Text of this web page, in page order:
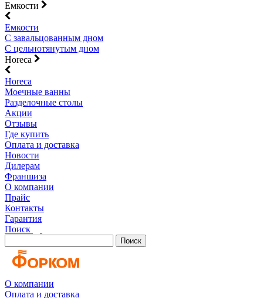
Емкости
Емкости
С завальцованным дном
С цельнотянутым дном
Horeca
Horeca
Моечные ванны
Разделочные столы
Акции
Отзывы
Где купить
Оплата и доставка
Новости
Дилерам
Франшиза
О компании
Прайс
Контакты
Гарантия
Поиск
Поиск
О компании
Оплата и доставка